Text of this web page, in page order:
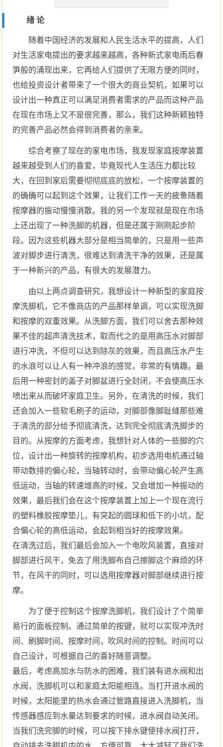
绪 论
随着中国经济的发展和人民生活水平的提高，人们
对生活家电提出的要求越来越高，各种新式家电雨后春
笋般的涌现出来，它再给人们提供了无限方便的同时，
也给投资设计者带来了一个很大的商业契机，如果可以
设计出一种真正可以满足消费者需求的产品而这种产品
在现在市场上又不是很完善，那么，我们这种新颖独特
的完善产品必然会得到消费者的亲来。
综合考察了现在的家电市场，我发现家庭按摩装置
越来越受到人们的喜爱，毕竟现代人生活压力都比较
大，在回到家后需要彻彻底底的放松，一个按摩装置的
的确确可以起到这个效果，让我们工作一天的疲惫随着
按摩器的振动慢慢消散。我的另一个发现就是现在市场
上还出现了一种洗脚的机器，但是还属于刚刚起步阶
段。因为这些机器大部分是相当简单的，只是用一些声
波对脚步进行清洗，很难达到清洗干净的效果，还是属
于一种新兴的产品，有很大的发展潜力。
由以上两点调查研究，我想设计一种新型的家庭按
摩洗脚机，它不像商店的产品那样单调，可以实现洗脚
和按摩的双重效果。从洗脚方面，我们可以舍去那种效
果不佳的超声清洗技术，取而代之的是用高压水对脚部
进行冲洗，不但可以达到除灰的效果，而且高压水产生
的水浪可以让人有一种冲浪的感觉，非常的有情趣。最
后用一种密封的盖子对脚盆进行全封闭，不会使高压水
喷出来从而破坏家庭卫生。另外，在清洗的时候，我们
还会加入一些软毛刷子的运动，对脚部像脚趾缝那些难
于清洗的部分给予彻底清洗，达到完全彻底清洗脚步的
目的。从按摩的方面考虑，我想针对人体的一些脚的穴
位，设计出一种旋转的按摩机构，初步选用电机通过轴
带动数排的偏心轮，当轴转动时，会带动偏心轮产生高
低运动，当轴的转速增高的时候，又会增加一种振动的
效果，最后我们会在这个按摩装置上加上一个现在流行
的塑料橡胶按摩垫儿，有突起的圆球和低下的小坑，配
合偏心轮的高低运动，会起到相当好的按摩效果。
在清洗过后，我们最后会加入一个电吹风装置，直接对
脚部进行风干，免去了用洗脚布自己擦脚这个麻烦的环
节，在风干的同时，可以选用按摩器对脚部继续进行按
摩。
为了便于控制这个按摩洗脚机，我们设计了个简单
易行的面板控制。通过简单的按键，就可以实现冲洗时
间、刷脚时间、按摩时间，吹风时间的控制。时间可以
自己设计，可根据自己的喜好随意调整。
最后，考虑高加水与防水的困难，我们装有进水阀和出
水阀，洗脚机可以和家庭太阳能相连。当打开进水阀的
时候，太阳能里的热水会通过管路直接进入洗脚机，当
传感器感应到水量达到要求的时候，进水阀自动关闭。
当我们洗完脚的时候，可以按下排水键使排水阀打开，